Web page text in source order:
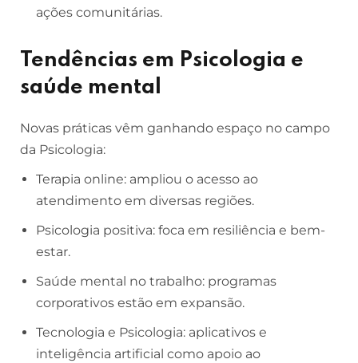
ações comunitárias.
Tendências em Psicologia e
saúde mental
Novas práticas vêm ganhando espaço no campo
da Psicologia:
Terapia online: ampliou o acesso ao
atendimento em diversas regiões.
Psicologia positiva: foca em resiliência e bem-
estar.
Saúde mental no trabalho: programas
corporativos estão em expansão.
Tecnologia e Psicologia: aplicativos e
inteligência artificial como apoio ao